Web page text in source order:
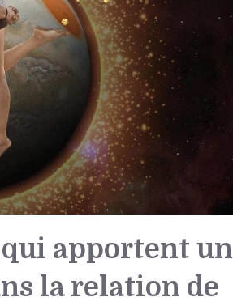
qui apportent un
la relation de